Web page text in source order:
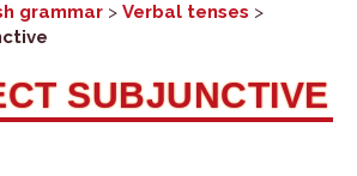
grammar > Verbal tenses >
SUBJUNCTIVE